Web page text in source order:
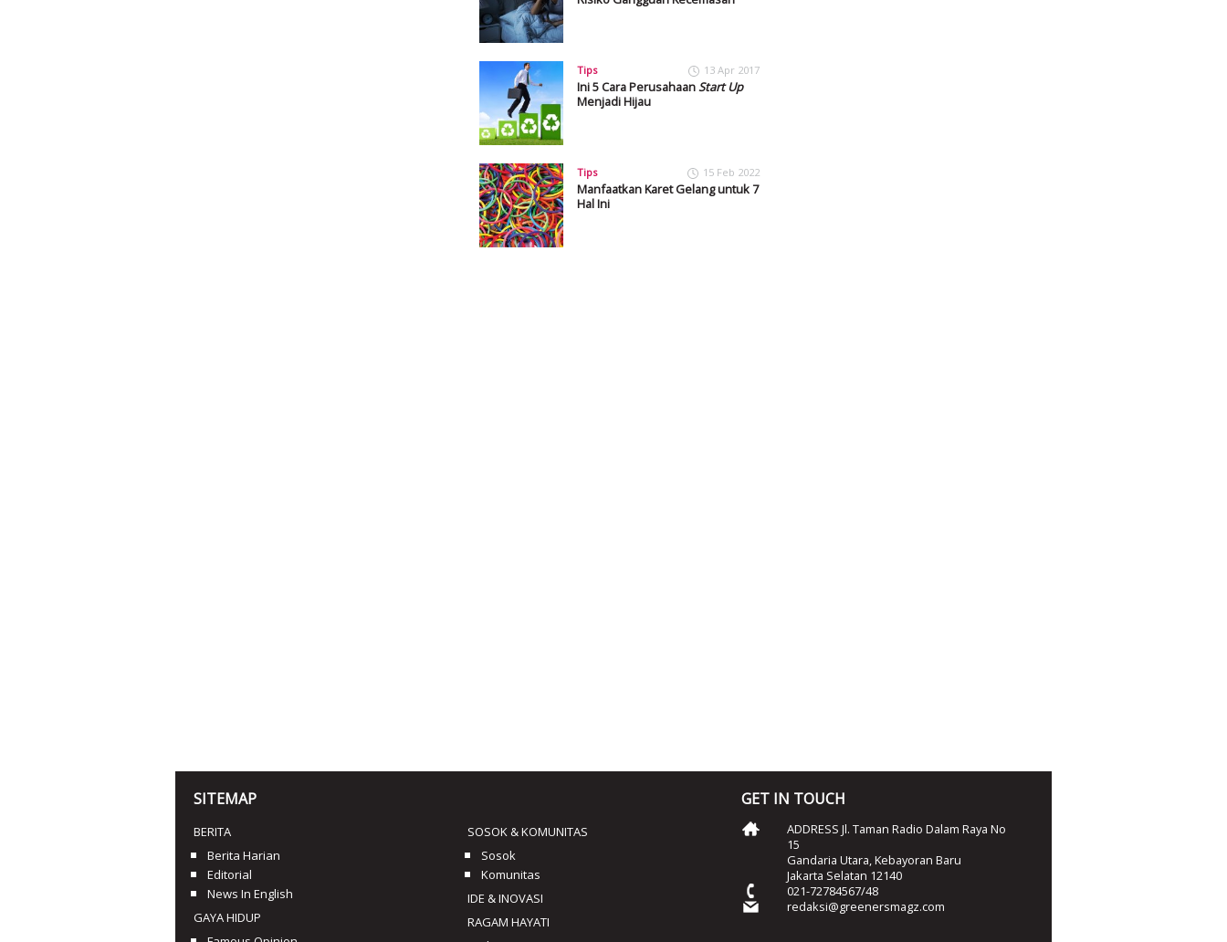
Tips 13 Apr 2017
Ini 5 Cara PerusahaanStart Up
Menjadi Hijau
Tips 15 Feb 2022
Manfaatkan Karet Gelang untuk 7
Hal Ini
SITEMAP
BERITA
Berita Harian
Editorial
News In English
GAYA HIDUP
SOSOK & KOMUNITAS
Sosok
Komunitas
IDE & INOVASI
RAGAM HAYATI
GET IN TOUCH
ADDRESS Jl. Taman Radio Dalam Raya No
15
Gandaria Utara, Kebayoran Baru
Jakarta Selatan 12140
021-72784567/48
redaksi@greenersmagz.com